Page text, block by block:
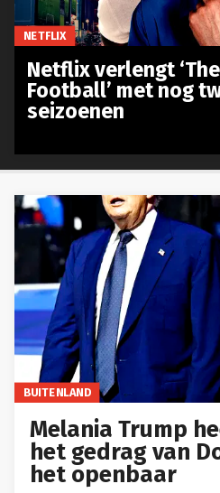
BUITENLAND
Melania Trump
het gedrag van
het openbaar
NETFLIX
Netflix verlengt
Football’ met nog
seizoenen